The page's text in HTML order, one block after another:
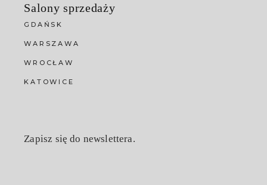
Salony sprzedaży
GDAŃSK
WARSZAWA
WROCŁAW
KATOWICE
Zapisz się do newslettera.